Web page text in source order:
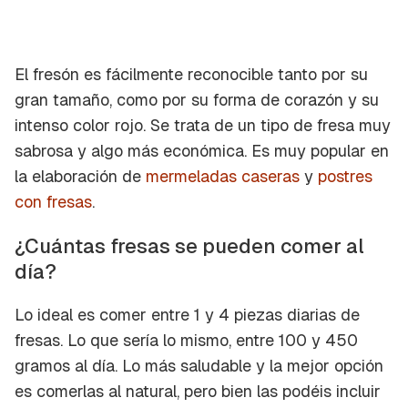
El fresón es fácilmente reconocible tanto por su
gran tamaño, como por su forma de corazón y su
intenso color rojo. Se trata de un tipo de fresa muy
sabrosa y algo más económica. Es muy popular en
la elaboración de mermeladas caseras y postres
con fresas.
¿Cuántas fresas se pueden comer al
día?
Lo ideal es comer entre 1 y 4 piezas diarias de
fresas. Lo que sería lo mismo, entre 100 y 450
gramos al día. Lo más saludable y la mejor opción
es comerlas al natural, pero bien las podéis incluir